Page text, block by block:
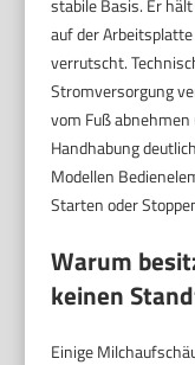
stabile Basis. Er
auf der
verrutscht.
Stromversorgung
vom Fuß
Handhabung
Modellen
Starten oder
Warum
keinen
Einige